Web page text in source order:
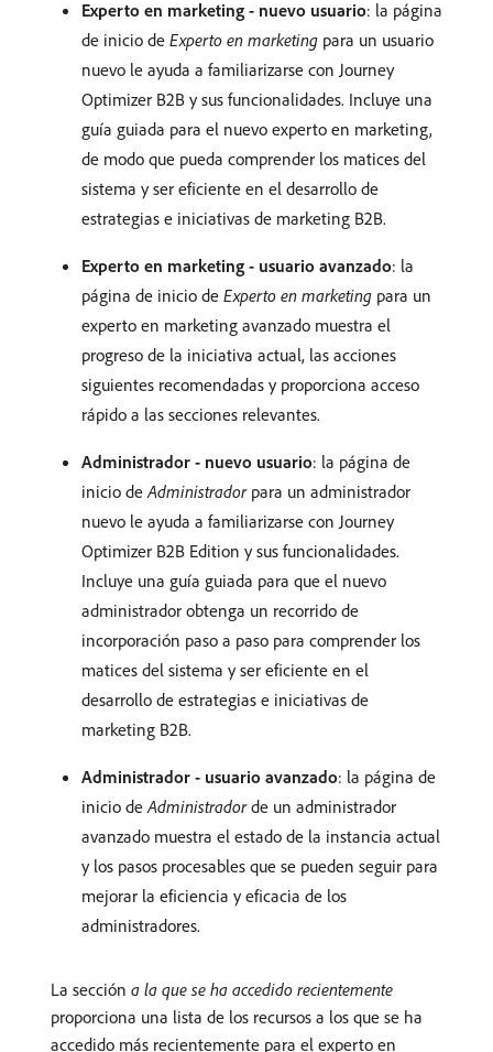
Experto en marketing - nuevo usuario: la página
de inicio de Experto en marketing para un usuario
nuevo le ayuda a familiarizarse con Journey
Optimizer B2B y sus funcionalidades. Incluye una
guía guiada para el nuevo experto en marketing,
de modo que pueda comprender los matices del
sistema y ser eficiente en el desarrollo de
estrategias e iniciativas de marketing B2B.
Experto en marketing - usuario avanzado: la
página de inicio de Experto en marketing para un
experto en marketing avanzado muestra el
progreso de la iniciativa actual, las acciones
siguientes recomendadas y proporciona acceso
rápido a las secciones relevantes.
Administrador - nuevo usuario: la página de
inicio deAdministradorpara un administrador
nuevo le ayuda a familiarizarse con Journey
Optimizer B2B Edition y sus funcionalidades.
Incluye una guía guiada para que el nuevo
administrador obtenga un recorrido de
incorporación paso a paso para comprender los
matices del sistema y ser eficiente en el
desarrollo de estrategias e iniciativas de
marketing B2B.
Administrador - usuario avanzado: la página de
inicio deAdministradorde un administrador
avanzado muestra el estado de la instancia actual
y los pasos procesables que se pueden seguir para
mejorar la eficiencia y eficacia de los
administradores.
La sección a la que se ha accedido recientemente
proporciona una lista de los recursos a los que se ha
accedido más recientemente para el experto en